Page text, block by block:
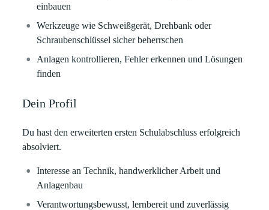
einbauen
Werkzeuge wie Schweißgerät, Drehbank oder
Schraubenschlüssel sicher beherrschen
Anlagen kontrollieren, Fehler erkennen und Lösungen
finden
Dein Profil
Du hast den erweiterten ersten Schulabschluss erfolgreich
absolviert.
Interesse an Technik, handwerklicher Arbeit und
Anlagenbau
Verantwortungsbewusst, lernbereit und zuverlässig